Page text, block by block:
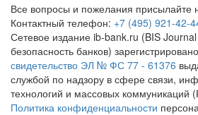
Все вопросы и пожелания присылайте
Контактный телефон: +7 (495) 921-42-
Сетевое издание ib-bank.ru (BIS
безопасность банков)
свидетельство ЭЛ № ФС 77 - 61376
службой по надзору в сфере связи,
технологий и массовых коммуникаций
Политика конфиденциальности